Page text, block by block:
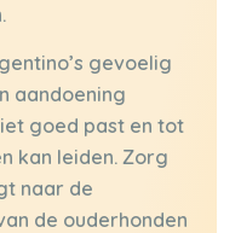
gevoelig
aandoening
goed past en tot
kan leiden. Zorg
naar de
de ouderhonden